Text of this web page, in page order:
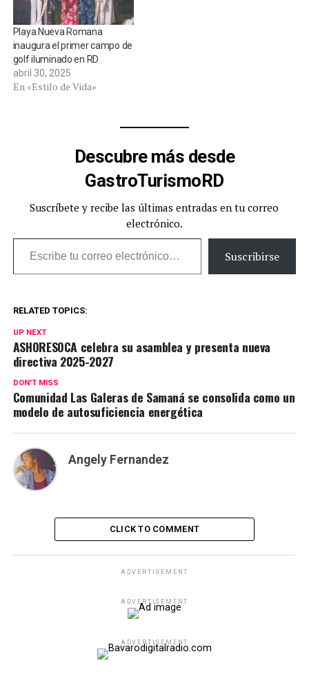
Playa Nueva Romana
inaugura el primer campo de
golf iluminado en RD
abril 30, 2025
En «Estilo de Vida»
Descubre más desde
GastroTurismoRD
Suscríbete y recibe las últimas entradas en tu correo
electrónico.
Escribe tu correo electrónico…
Suscribirse
RELATED TOPICS:
UP NEXT
ASHORESOCA celebra su asamblea y presenta nueva
directiva 2025-2027
DON'T MISS
Comunidad Las Galeras de Samaná se consolida como un
modelo de autosuficiencia energética
Angely Fernandez
CLICK TO COMMENT
ADVERTISEMENT
ADVERTISEMENT
ADVERTISEMENT